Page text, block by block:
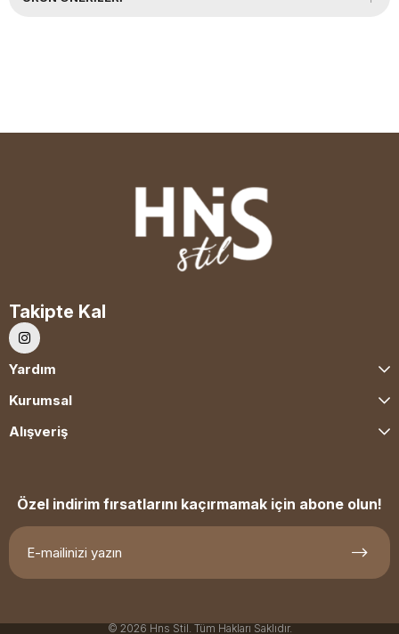
Takipte Kal
Yardım
Kurumsal
Alışveriş
Özel indirim fırsatlarını kaçırmamak için abone olun!
© 2026 Hns Stil. Tüm Hakları Saklıdır.